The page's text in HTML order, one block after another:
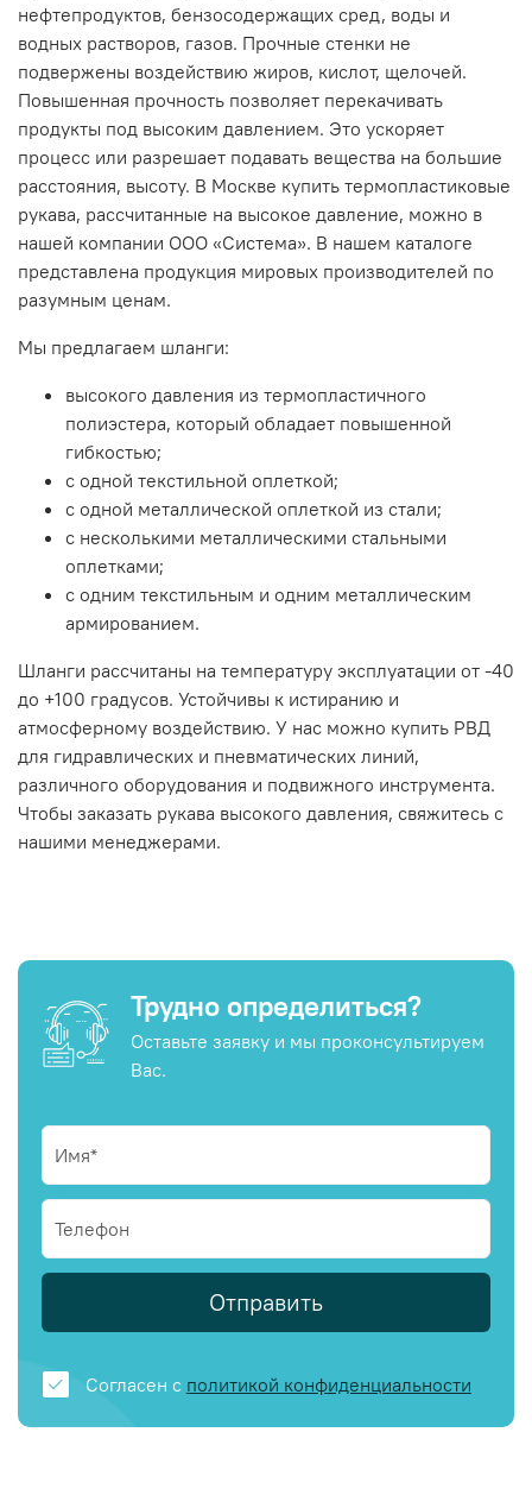
нефтепродуктов, бензосодержащих сред, воды и
водных растворов, газов. Прочные стенки не
подвержены воздействию жиров, кислот, щелочей.
Повышенная прочность позволяет перекачивать
продукты под высоким давлением. Это ускоряет
процесс или разрешает подавать вещества на большие
расстояния, высоту. В Москве купить термопластиковые
рукава, рассчитанные на высокое давление, можно в
нашей компании ООО «Система». В нашем каталоге
представлена продукция мировых производителей по
разумным ценам.
Мы предлагаем шланги:
высокого давления из термопластичного
полиэстера, который обладает повышенной
гибкостью;
с одной текстильной оплеткой;
с одной металлической оплеткой из стали;
с несколькими металлическими стальными
оплетками;
с одним текстильным и одним металлическим
армированием.
Шланги рассчитаны на температуру эксплуатации от -40
до +100 градусов. Устойчивы к истиранию и
атмосферному воздействию. У нас можно купить РВД
для гидравлических и пневматических линий,
различного оборудования и подвижного инструмента.
Чтобы заказать рукава высокого давления, свяжитесь с
нашими менеджерами.
Трудно определиться?
Оставьте заявку и мы проконсультируем
Вас.
Отправить
Согласен с политикой конфиденциальности